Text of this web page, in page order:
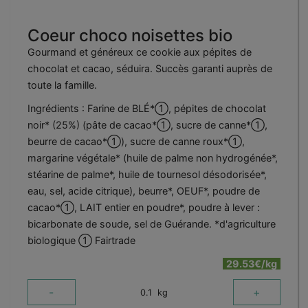
Coeur choco noisettes bio
Gourmand et généreux ce cookie aux pépites de
chocolat et cacao, séduira. Succès garanti auprès de
toute la famille.
Ingrédients : Farine de BLÉ*①, pépites de chocolat
noir* (25%) (pâte de cacao*①, sucre de canne*①,
beurre de cacao*①), sucre de canne roux*①,
margarine végétale* (huile de palme non hydrogénée*,
stéarine de palme*, huile de tournesol désodorisée*,
eau, sel, acide citrique), beurre*, OEUF*, poudre de
cacao*①, LAIT entier en poudre*, poudre à lever :
bicarbonate de soude, sel de Guérande. *d'agriculture
biologique ① Fairtrade
29.53€/kg
- 0.1 kg +